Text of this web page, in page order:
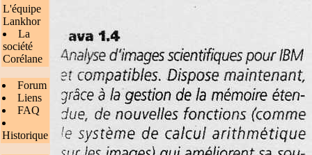
L'équipe
Lankhor
La
société
Corélane
Forum
Liens
FAQ
Historique